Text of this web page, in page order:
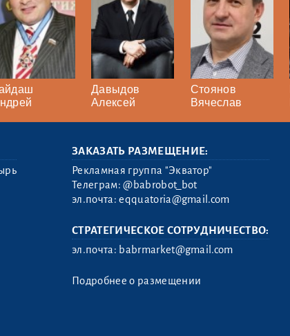
Давыдов
Алексей
Стоянов
Вячеслав
ЗАКАЗАТЬ РАЗМЕЩЕНИЕ:
Рекламная группа "Экватор"
Телеграм:@babrobot_bot
эл.почта:eqquatoria@gmail.com
СТРАТЕГИЧЕСКОЕ СОТРУДНИЧЕСТВО:
эл.почта: babrmarket@gmail.com
Подробнее о размещении